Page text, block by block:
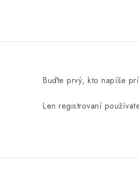
Buďte prvý, kto napíše
Len registrovaní